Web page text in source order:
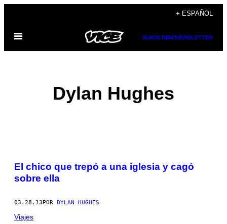
contenido
+ ESPAÑOL
Abrir
SUBSCRIBENEWSLETTER
Dylan Hughes
POSTS
BY
THIS
AUTHOR
El chico que trepó a una iglesia y cagó
sobre ella
03.28.13POR DYLAN HUGHES
Viajes